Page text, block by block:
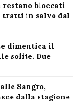
restano bloccati
tratti in salvo dal
dimentica il
solite. Due
Sangro,
dalla stagione